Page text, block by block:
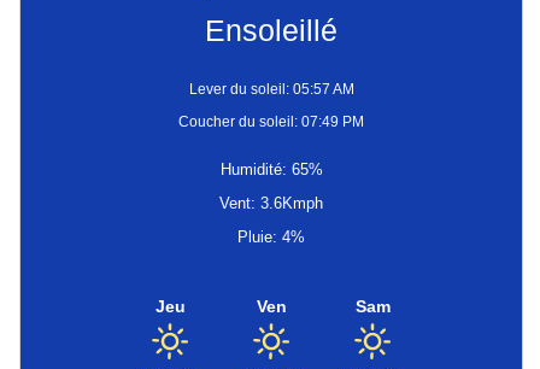
Ensoleillé
Lever du soleil: 05:57 AM
Coucher du soleil: 07:49 PM
Humidité: 65%
Vent: 3.6Kmph
Pluie: 4%
Jeu Ven Sam